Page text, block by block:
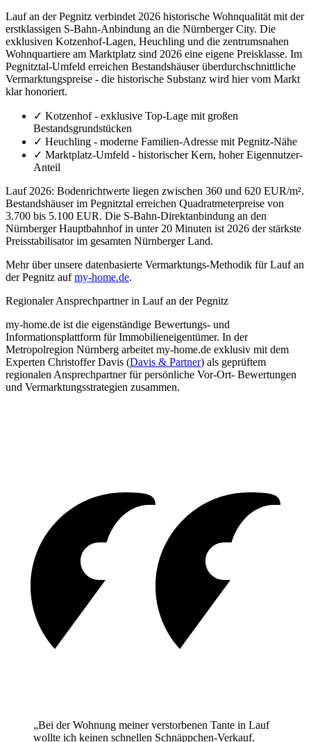
Lauf an der Pegnitz verbindet 2026 historische Wohnqualität mit der
erstklassigen S-Bahn-Anbindung an die Nürnberger City. Die
exklusiven Kotzenhof-Lagen, Heuchling und die zentrumsnahen
Wohnquartiere am Marktplatz sind 2026 eine eigene Preisklasse. Im
Pegnitztal-Umfeld erreichen Bestandshäuser überdurchschnittliche
Vermarktungspreise - die historische Substanz wird hier vom Markt
klar honoriert.
✓ Kotzenhof - exklusive Top-Lage mit großen
Bestandsgrundstücken
✓ Heuchling - moderne Familien-Adresse mit Pegnitz-Nähe
✓ Marktplatz-Umfeld - historischer Kern, hoher Eigennutzer-
Anteil
Lauf 2026: Bodenrichtwerte liegen zwischen 360 und 620 EUR/m².
Bestandshäuser im Pegnitztal erreichen Quadratmeterpreise von
3.700 bis 5.100 EUR. Die S-Bahn-Direktanbindung an den
Nürnberger Hauptbahnhof in unter 20 Minuten ist 2026 der stärkste
Preisstabilisator im gesamten Nürnberger Land.
Mehr über unsere datenbasierte Vermarktungs-Methodik für Lauf an
der Pegnitz aufmy-home.de.
Regionaler Ansprechpartner in Lauf an der Pegnitz
my-home.de ist die eigenständige Bewertungs- und
Informationsplattform für Immobilieneigentümer. In der
Metropolregion Nürnberg arbeitet my-home.de exklusiv mit dem
Experten Christoffer Davis (Davis & Partner) als geprüftem
regionalen Ansprechpartner für persönliche Vor-Ort- Bewertungen
und Vermarktungsstrategien zusammen.
„Bei der Wohnung meiner verstorbenen Tante in Lauf
wollte ich keinen schnellen Schnäppchen-Verkauf.